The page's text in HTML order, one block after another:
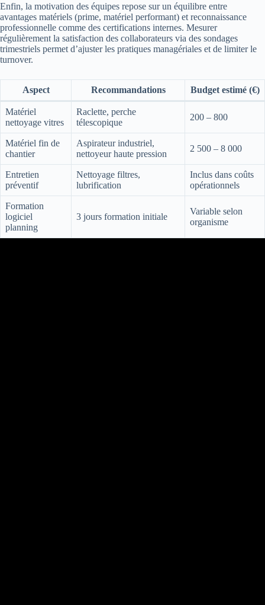
Enfin, la motivation des équipes repose sur un équilibre entre
avantages matériels (prime, matériel performant) et reconnaissance
professionnelle comme des certifications internes. Mesurer
régulièrement la satisfaction des collaborateurs via des sondages
trimestriels permet d’ajuster les pratiques managériales et de limiter le
turnover.
Aspect Recommandations Budget estimé (€)
Matériel
nettoyage vitres
Raclette, perche
télescopique
200 – 800
Matériel fin de
chantier
Aspirateur industriel,
nettoyeur haute pression
2 500 – 8 000
Entretien
préventif
Nettoyage filtres,
lubrification
Inclus dans coûts
opérationnels
Formation
logiciel
planning
3 jours formation initiale
Variable selon
organisme